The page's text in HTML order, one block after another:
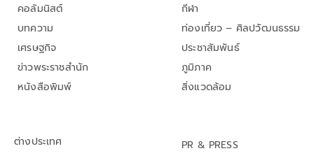
คอลัมนิสต์
บทความ
เศรษฐกิจ
ข่าวพระราชสำนัก
หนังสือพิมพ์
กีฬา
ท่องเที่ยว – ศิลปวัฒนธรรม
ประชาสัมพันธ์
ภูมิภาค
สิ่งแวดล้อม
ต่างประเทศ
PR & PRESS